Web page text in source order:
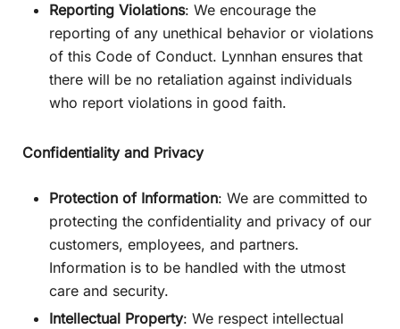
Reporting Violations: We encourage the
reporting of any unethical behavior or violations
of this Code of Conduct. Lynnhan ensures that
there will be no retaliation against individuals
who report violations in good faith.
Confidentiality and Privacy
Protection of Information: We are committed to
protecting the confidentiality and privacy of our
customers, employees, and partners.
Information is to be handled with the utmost
care and security.
Intellectual Property: We respect intellectual